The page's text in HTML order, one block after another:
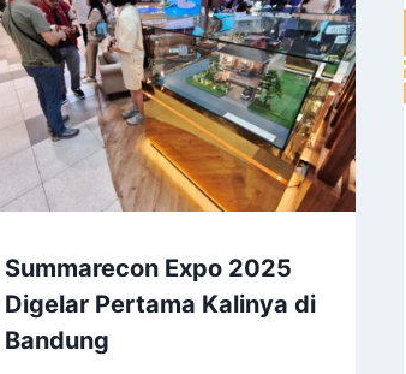
Summarecon Expo 2025
Digelar Pertama Kalinya di
Bandung